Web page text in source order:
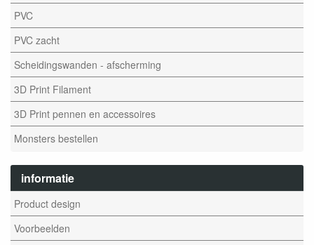
PVC
PVC zacht
Scheidingswanden - afscherming
3D Print Filament
3D Print pennen en accessoires
Monsters bestellen
informatie
Product design
Voorbeelden